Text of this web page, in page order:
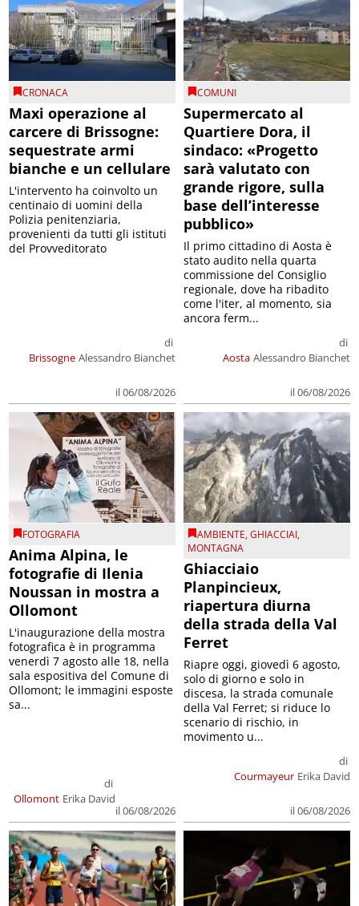
CRONACA
Maxi operazione al
carcere di Brissogne:
sequestrate armi
bianche e un cellulare
Brissogne
di
Alessandro Bianchet
il 06/08/2026
L'intervento ha coinvolto un
centinaio di uomini della
Polizia penitenziaria,
provenienti da tutti gli istituti
del Provveditorato
COMUNI
Supermercato al
Quartiere Dora, il
sindaco: «Progetto
sarà valutato con
grande rigore, sulla
base dell’interesse
pubblico»
Aosta
di
Alessandro Bianchet
il 06/08/2026
Il primo cittadino di Aosta è
stato audito nella quarta
commissione del Consiglio
regionale, dove ha ribadito
come l'iter, al momento, sia
ancora ferm...
FOTOGRAFIA
Anima Alpina, le
fotografie di Ilenia
Noussan in mostra a
Ollomont
Ollomont
di
Erika David
il 06/08/2026
L'inaugurazione della mostra
fotografica è in programma
venerdì 7 agosto alle 18, nella
sala espositiva del Comune di
Ollomont; le immagini esposte
sa...
AMBIENTE,GHIACCIAI,
MONTAGNA
Ghiacciaio
Planpincieux,
riapertura diurna
della strada della Val
Ferret
Courmayeur
di
Erika David
il 06/08/2026
Riapre oggi, giovedì 6 agosto,
solo di giorno e solo in
discesa, la strada comunale
della Val Ferret; si riduce lo
scenario di rischio, in
movimento u...